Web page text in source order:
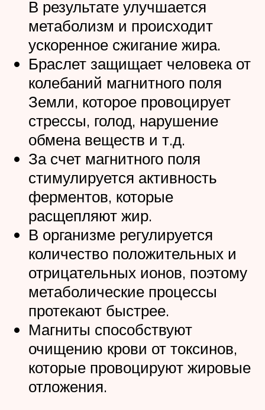
В результате улучшается
метаболизм и происходит
ускоренное сжигание жира.
Браслет защищает человека от
колебаний магнитного поля
Земли, которое провоцирует
стрессы, голод, нарушение
обмена веществ и т.д.
За счет магнитного поля
стимулируется активность
ферментов, которые
расщепляют жир.
В организме регулируется
количество положительных и
отрицательных ионов, поэтому
метаболические процессы
протекают быстрее.
Магниты способствуют
очищению крови от токсинов,
которые провоцируют жировые
отложения.